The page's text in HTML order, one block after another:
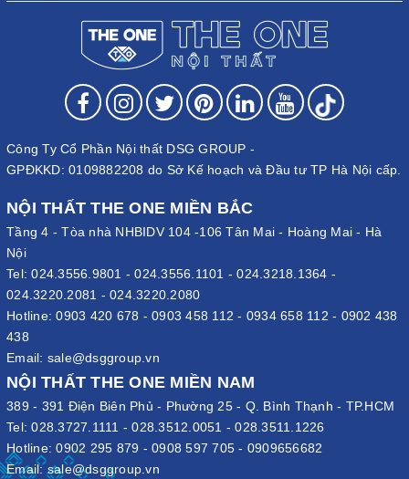
Công Ty Cổ Phần Nội thất DSG GROUP -
GPĐKKD: 0109882208 do Sở Kế hoạch và Đầu tư TP Hà Nội cấp.
NỘI THẤT THE ONE MIỀN BẮC
Tầng 4 - Tòa nhà NHBIDV 104 -106 Tân Mai - Hoàng Mai - Hà
Nội
Tel:024.3556.9801 -024.3556.1101 -024.3218.1364 -
024.3220.2081 - 024.3220.2080
Hotline:0903 420 678 - 0903 458 112 - 0934 658 112 - 0902 438
438
Email: sale@dsggroup.vn
NỘI THẤT THE ONE MIỀN NAM
389 - 391 Điện Biên Phủ - Phường 25 - Q. Bình Thạnh - TP.HCM
Tel:028.3727.1111 -028.3512.0051 -028.3511.1226
Hotline:0902 295 879 - 0908 597 705 - 0909656682
Email:sale@dsggroup.vn